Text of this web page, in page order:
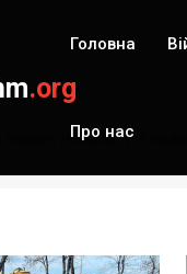
.org
Головна
Про нас
пошуку по запиту: